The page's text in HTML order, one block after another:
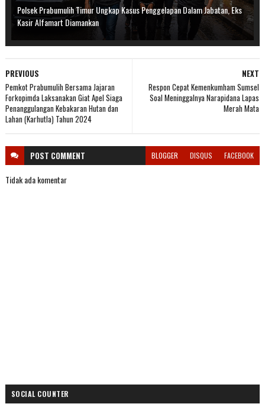
Polsek Prabumulih Timur Ungkap Kasus Penggelapan Dalam Jabatan, Eks
Kasir Alfamart Diamankan
NEXT
Respon Cepat Kemenkumham Sumsel
Soal Meninggalnya Narapidana Lapas
Merah Mata
PREVIOUS
Pemkot Prabumulih Bersama Jajaran
Forkopimda Laksanakan Giat Apel Siaga
Penanggulangan Kebakaran Hutan dan
Lahan (Karhutla) Tahun 2024
POST COMMENT BLOGGER DISQUS FACEBOOK
Tidak ada komentar
SOCIAL COUNTER